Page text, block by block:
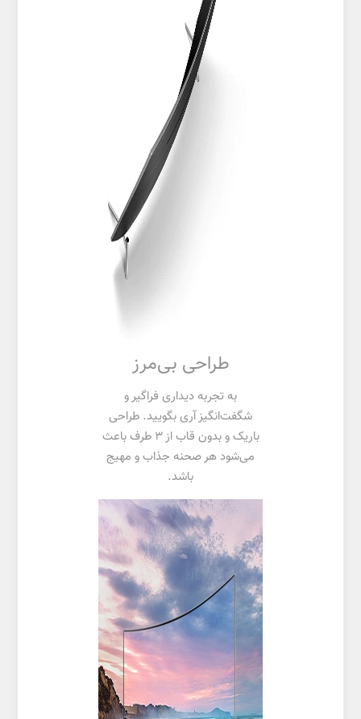
طراحی بی‌مرز
به تجربه دیداری فراگیر و
شگفت‌انگیز آری بگویید. طراحی
باریک و بدون قاب از 3 طرف باعث
می‌شود هر صحنه جذاب و مهیج
باشد.